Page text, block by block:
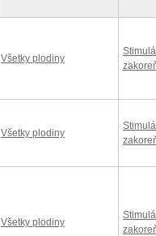
Všetky plodiny
Všetky plodiny
Všetky plodiny